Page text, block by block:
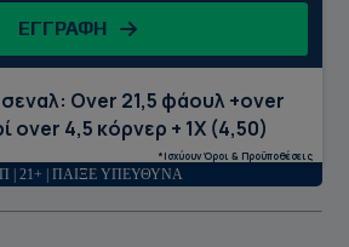
ΕΓΓΡΑΦΗ
Over 21,5 φάουλ +over
over 4,5 κόρνερ + 1Χ (4,50)
*Ισχύουν Όροι & Προϋποθέσεις
| 21+ | ΠΑΙΞΕ ΥΠΕΥΘΥΝΑ